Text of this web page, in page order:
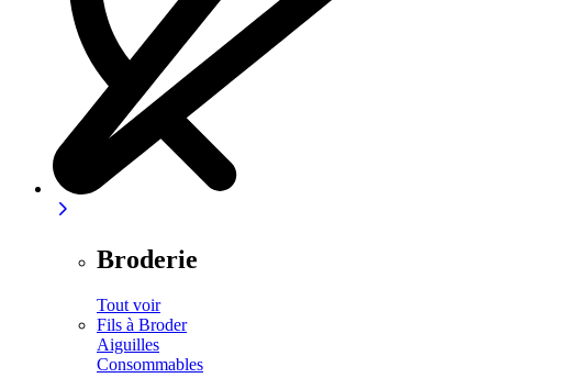
Broderie
Tout voir
Fils à Broder
Aiguilles
Consommables